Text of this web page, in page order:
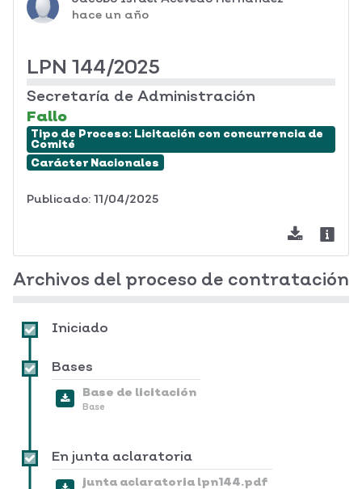
hace un año
LPN 144/2025
Secretaría de Administración
Fallo
Tipo de Proceso: Licitación con concurrencia de
Comité
Carácter Nacionales
Publicado: 11/04/2025
Archivos del proceso de contratación
Iniciado
Bases
Base de licitación
Base
En junta aclaratoria
junta aclaratoria lpn144.pdf